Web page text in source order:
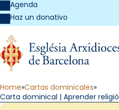
Agenda
Haz un donativo
Home Cartas dominicales
Carta dominical | Aprender